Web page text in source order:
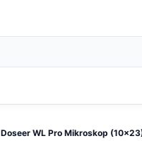
Doseer WL Pro Mikroskop